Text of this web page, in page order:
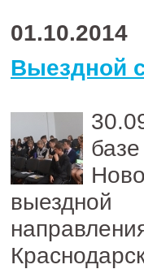
01.10.2014
Выездной